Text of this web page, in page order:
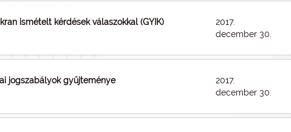
ismételt kérdések válaszokkal (GYIK)
2017.
december 30.
jogszabályok gyűjteménye
2017.
december 30.